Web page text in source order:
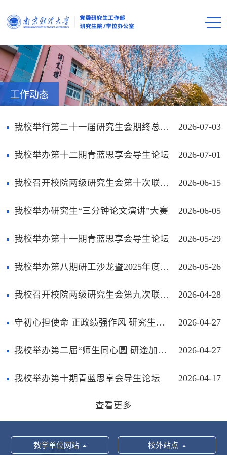
工作动态
2026-07-03
我校举行第二十一届研究生会期终总结暨换届大会
2026-07-01
我校举办第十二期青蓝思享会导生论坛
2026-06-15
我校召开校院两级研究生会第十次联席会议
2026-06-05
我校举办研究生“三分钟论文演讲”大赛
2026-05-29
我校举办第十一期青蓝思享会导生论坛
2026-05-26
我校举办第八期研工沙龙暨2025年度研究生思政工作质量提升创新实践项目结项交流会
2026-04-28
我校召开校院两级研究生会第九次联席会议
2026-04-27
守初心担使命 正政绩强作风 研究生院党支部开展红色研学主题党日活动
2026-04-27
我校举办第二届“师生同心圆 研途加速度”导生趣味运动会
2026-04-17
我校举办第十期青蓝思享会导生论坛
查看更多
教学单位网站 校外站点